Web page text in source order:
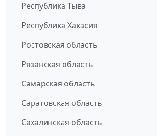
Республика Тыва
Республика Хакасия
Ростовская область
Рязанская область
Самарская область
Саратовская область
Сахалинская область